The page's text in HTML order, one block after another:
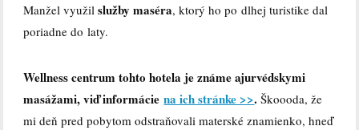
Manžel využilslužby maséra, ktorý ho po dlhej turistike dal
poriadne do laty.
Wellness centrum tohto hotela je známe ajurvédskymi
masážami, viď informáciena ich stránke >>. Škoooda, že
mi deň pred pobytom odstraňovali materské znamienko, hneď